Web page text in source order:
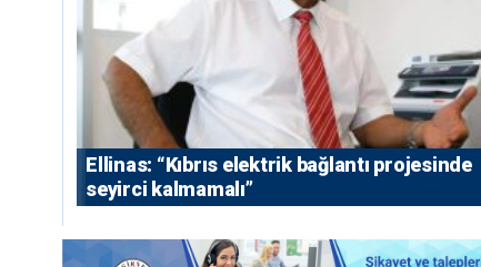
Ellinas: “Kıbrıs elektrik bağlantı projesinde
seyirci kalmamalı”